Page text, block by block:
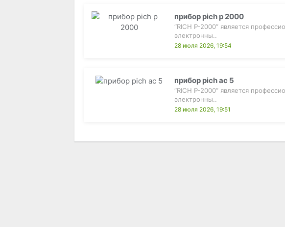
прибор pich p 2000
“RICH P-2000” является
электронны..
28 июля 2026, 19:54
прибор pich ac 5
“RICH P-2000” является
электронны..
28 июля 2026, 19:51